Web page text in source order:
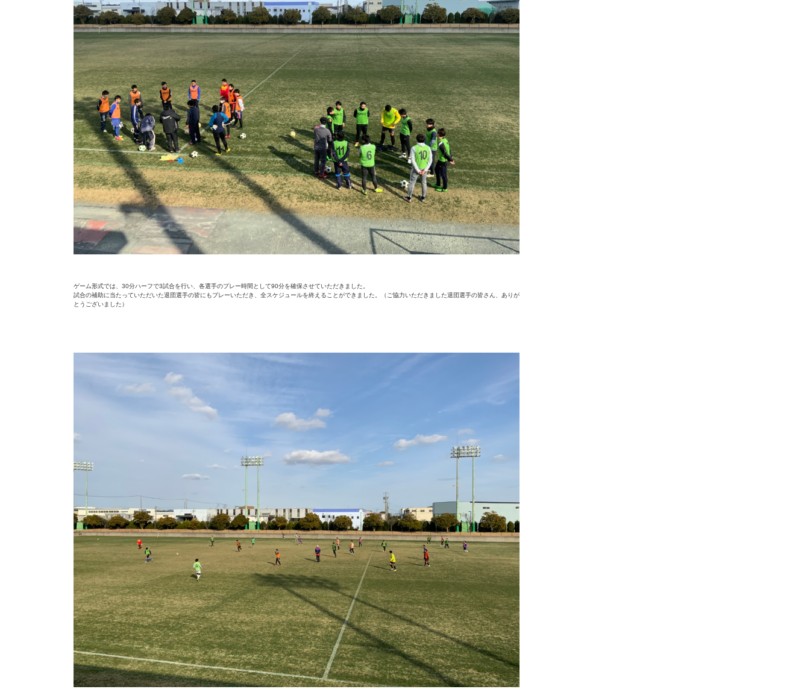
ゲーム形式では、30分ハーフで3試合を行い、各選手のプレー時間として90分を確保させていただきました。
試合の補助に当たっていただいた退団選手の皆にもプレーいただき、全スケジュールを終えることができました。（ご協力いただきました退団選手の皆さん、ありが
とうございました）